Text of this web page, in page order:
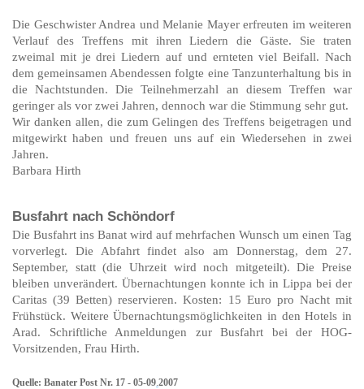
Die Geschwister Andrea und Melanie Mayer erfreuten im weiteren
Verlauf des Treffens mit ihren Liedern die Gäste. Sie traten
zweimal mit je drei Liedern auf und ernteten viel Beifall. Nach
dem gemeinsamen Abendessen folgte eine Tanzunterhaltung bis in
die Nachtstunden. Die Teilnehmerzahl an diesem Treffen war
geringer als vor zwei Jahren, dennoch war die Stimmung sehr gut.
Wir danken allen, die zum Gelingen des Treffens beigetragen und
mitgewirkt haben und freuen uns auf ein Wiedersehen in zwei
Jahren.
Barbara Hirth
Busfahrt nach Schöndorf
Die Busfahrt ins Banat wird auf mehrfachen Wunsch um einen Tag
vorverlegt. Die Abfahrt findet also am Donnerstag, dem 27.
September, statt (die Uhrzeit wird noch mitgeteilt). Die Preise
bleiben unverändert. Übernachtungen konnte ich in Lippa bei der
Caritas (39 Betten) reservieren. Kosten: 15 Euro pro Nacht mit
Frühstück. Weitere Übernachtungsmöglichkeiten in den Hotels in
Arad. Schriftliche Anmeldungen zur Busfahrt bei der HOG-
Vorsitzenden, Frau Hirth.
Quelle: Banater Post Nr. 17 - 05-09.2007